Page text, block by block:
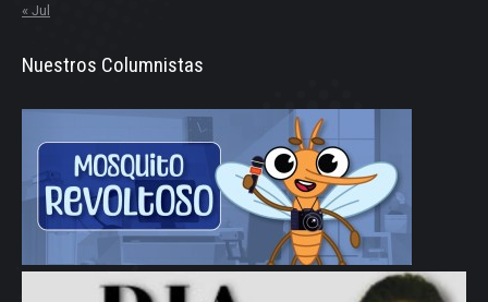
« Jul
Nuestros Columnistas